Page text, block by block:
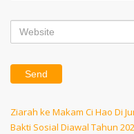
Post
Previous
Post
Ziarah ke Makam Ci Hao Di
Next
Bakti Sosial Diawal Tahun